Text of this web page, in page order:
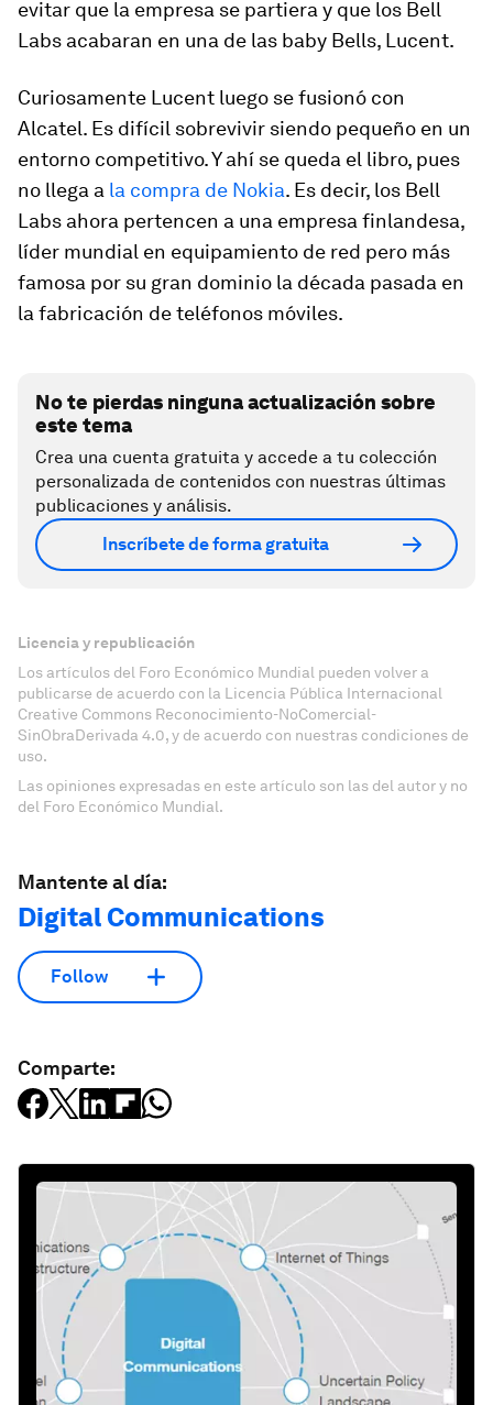
evitar que la empresa se partiera y que los Bell
Labs acabaran en una de las baby Bells, Lucent.
Curiosamente Lucent luego se fusionó con
Alcatel. Es difícil sobrevivir siendo pequeño en un
entorno competitivo. Y ahí se queda el libro, pues
no llega a la compra de Nokia. Es decir, los Bell
Labs ahora pertencen a una empresa finlandesa,
líder mundial en equipamiento de red pero más
famosa por su gran dominio la década pasada en
la fabricación de teléfonos móviles.
No te pierdas ninguna actualización sobre
este tema
Crea una cuenta gratuita y accede a tu colección
personalizada de contenidos con nuestras últimas
publicaciones y análisis.
Inscríbete de forma gratuita
Licencia y republicación
Los artículos del Foro Económico Mundial pueden volver a
publicarse de acuerdo con la Licencia Pública Internacional
Creative Commons Reconocimiento-NoComercial-
SinObraDerivada 4.0, y de acuerdo con nuestras condiciones de
uso.
Las opiniones expresadas en este artículo son las del autor y no
del Foro Económico Mundial.
Mantente al día:
Digital Communications
Follow
Comparte: